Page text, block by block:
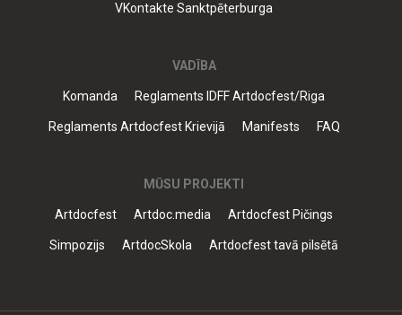
VKontakte Sanktpēterburga
VADĪBA
Komanda Reglaments IDFF Artdocfest/Riga
Reglaments Artdocfest Krievijā Manifests FAQ
MŪSU PROJEKTI
Artdocfest Artdoc.media Artdocfest Pičings
Simpozijs ArtdocSkola Artdocfest tavā pilsētā